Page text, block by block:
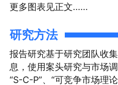
更多图表见正文......
研究方法
报告研究基于研究团队收
息，使用案头研究与市场
“S-C-P”、“可竞争市场理